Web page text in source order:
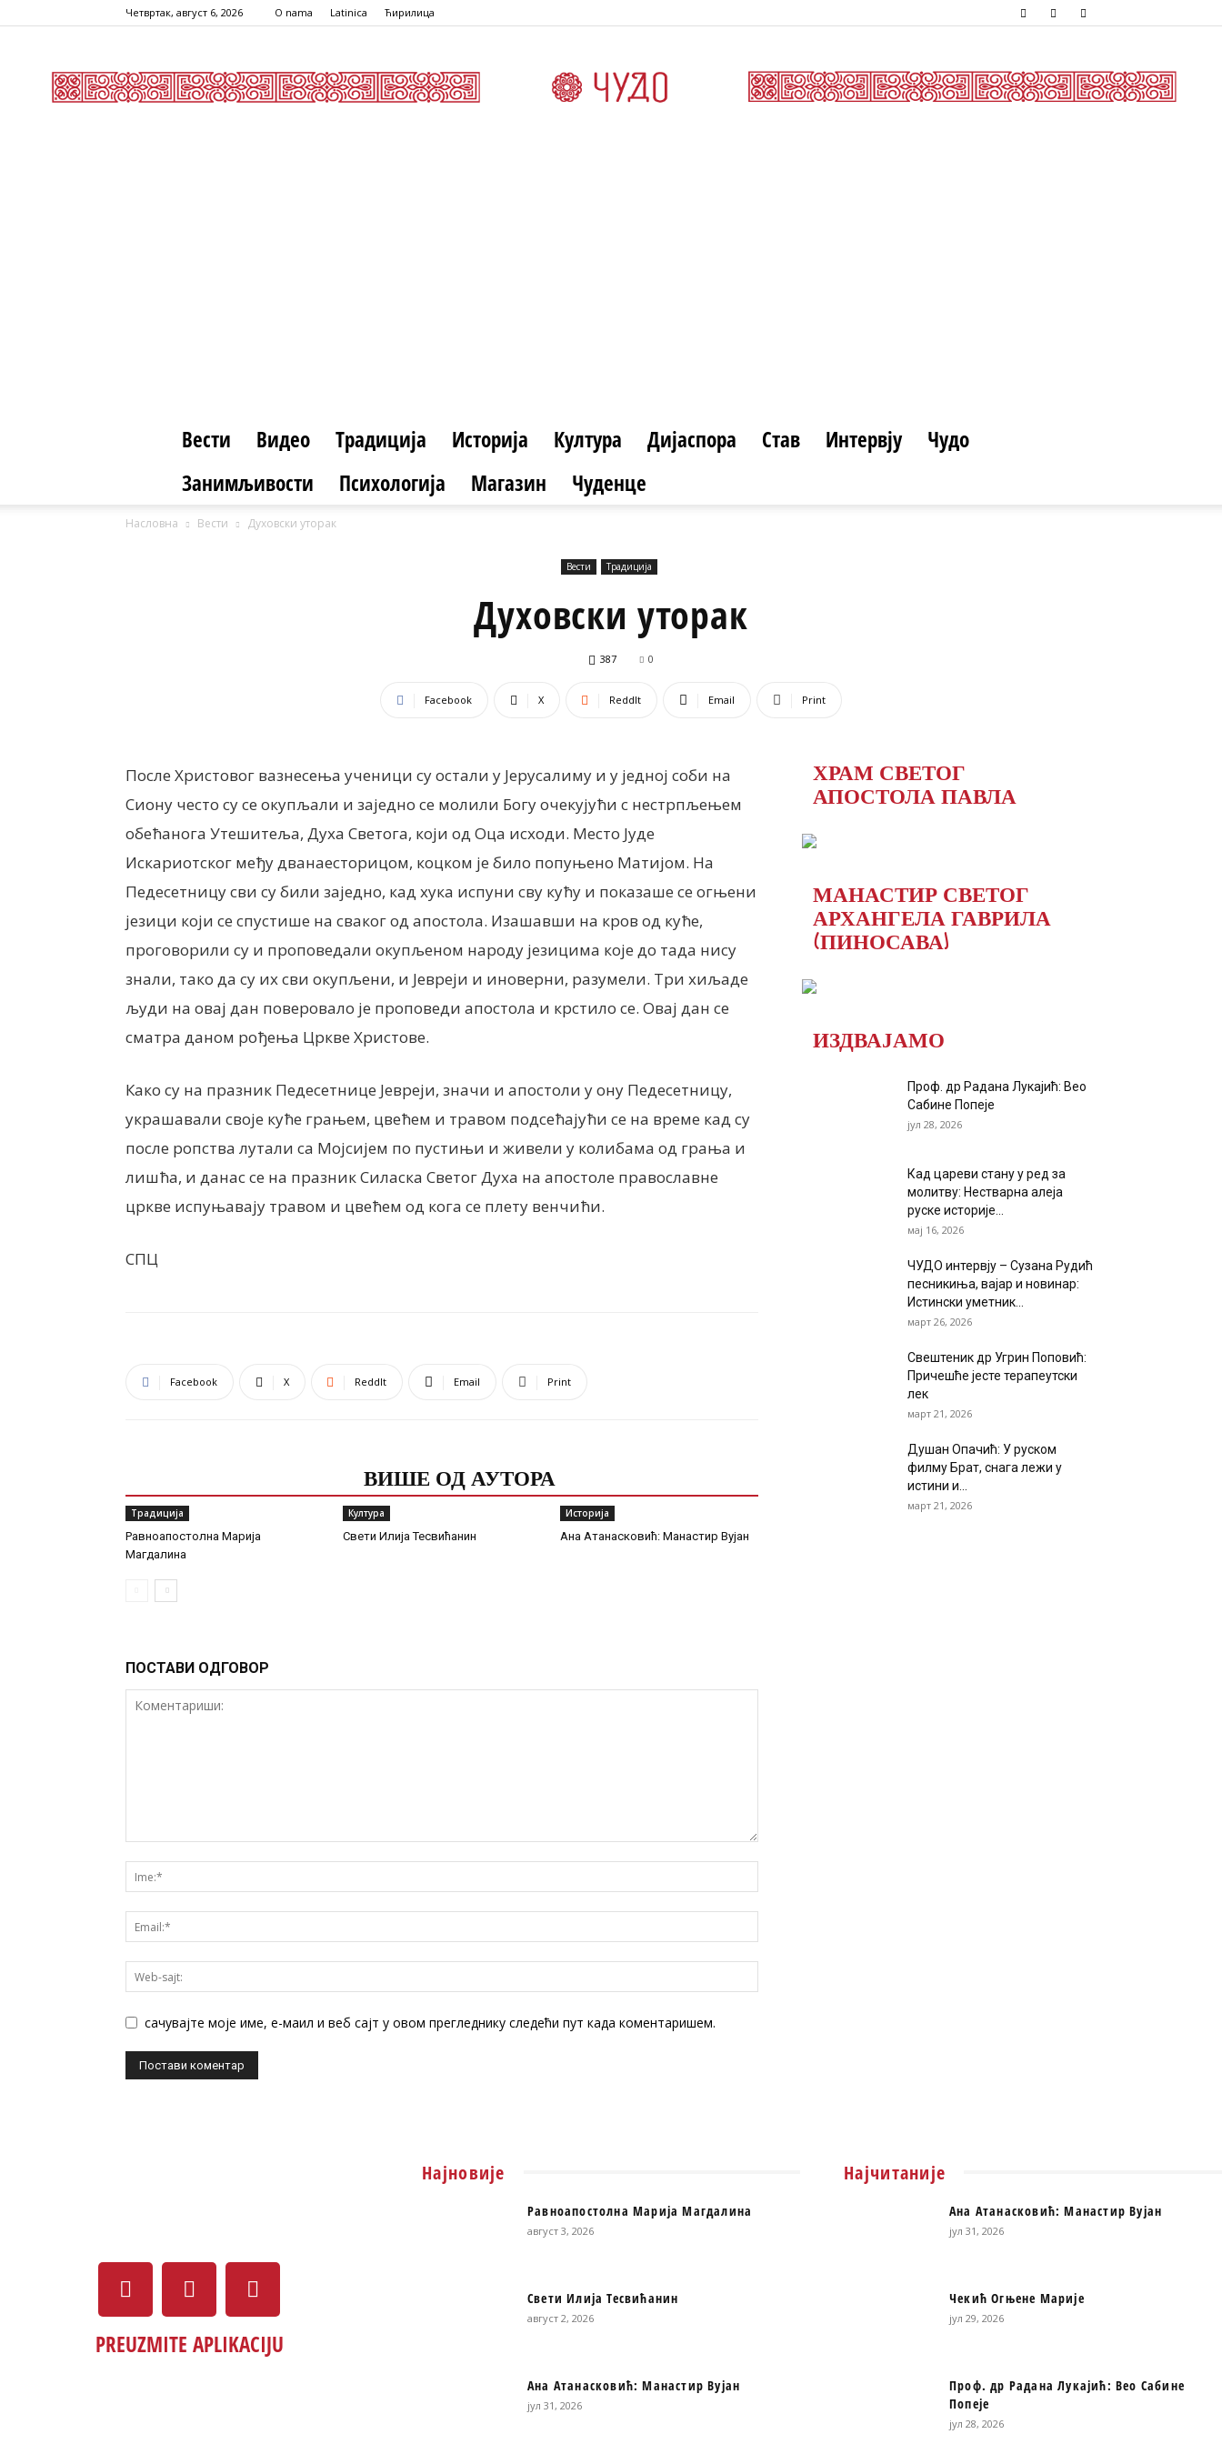
Четвртак, август 6, 2026 O nama Latinica Ћирилица
Вести Видео Традиција Историја Култура Дијаспора Став Интервју
Чудо
Занимљивости
Психологија Магазин Чуденце
Насловна Вести Духовски уторак
Вести Традиција
Духовски уторак
387 0
Facebook X ReddIt Email Print
После Христовог вазнесења ученици су остали у Јерусалиму и у једној соби на
Сиону често су се окупљали и заједно се молили Богу очекујући с нестрпљењем
обећанога Утешитеља, Духа Светога, који од Оца исходи. Место Јуде
Искариотског међу дванаесторицом, коцком је било попуњено Матијом. На
Педесетницу сви су били заједно, кад хука испуни сву кућу и показаше се огњени
језици који се спустише на сваког од апостола. Изашавши на кров од куће,
проговорили су и проповедали окупљеном народу језицима које до тада нису
знали, тако да су их сви окупљени, и Јевреји и иноверни, разумели. Три хиљаде
људи на овај дан поверовало је проповеди апостола и крстило се. Овај дан се
сматра даном рођења Цркве Христове.
Како су на празник Педесетнице Јевреји, значи и апостоли у ону Педесетницу,
украшавали своје куће грањем, цвећем и травом подсећајући се на време кад су
после ропства лутали са Мојсијем по пустињи и живели у колибама од грања и
лишћа, и данас се на празник Силаска Светог Духа на апостоле православне
цркве испуњавају травом и цвећем од кога се плету венчићи.
СПЦ
Facebook X ReddIt Email Print
ВИШЕ ОД АУТОРА
Традиција
Равноапостолна Марија
Магдалина
Култура
Свети Илија Тесвићанин
Историја
Ана Атанасковић: Манастир Вујан
ПОСТАВИ ОДГОВОР
сачувајте моје име, е-маил и веб сајт у овом прегледнику следећи пут када коментаришем.
ХРАМ СВЕТОГ
АПОСТОЛА ПАВЛА
МАНАСТИР СВЕТОГ
АРХАНГЕЛА ГАВРИЛА
(ПИНОСАВА)
ИЗДВАЈАМО
Проф. др Радана Лукајић: Вео
Сабине Попеје
јул 28, 2026
Кад цареви стану у ред за
молитву: Нестварна алеја
руске историје...
мај 16, 2026
ЧУДО интервју – Сузана Рудић
песникиња, вајар и новинар:
Истински уметник...
март 26, 2026
Свештеник др Угрин Поповић:
Причешће јесте терапеутски
лек
март 21, 2026
Душан Опачић: У руском
филму Брат, снага лежи у
истини и...
март 21, 2026
PREUZMITE APLIKACIJU
Најновије
Равноапостолна Марија Магдалина
август 3, 2026
Свети Илија Тесвићанин
август 2, 2026
Ана Атанасковић: Манастир Вујан
јул 31, 2026
Најчитаније
Ана Атанасковић: Манастир Вујан
јул 31, 2026
Чекић Огњене Марије
јул 29, 2026
Проф. др Радана Лукајић: Вео Сабине
Попеје
јул 28, 2026